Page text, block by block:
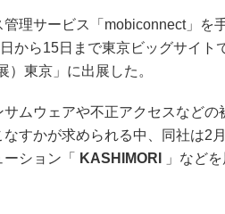
管理サービス「mobiconnect」を
から15日まで東京ビッグサイト
）東京」に出展した。
ムウェアや不正アクセスなど
なすかが求められる中、同社は2
ション「
KASHIMORI 」など